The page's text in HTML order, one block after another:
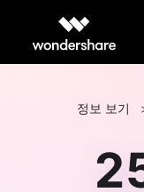
정보 보기